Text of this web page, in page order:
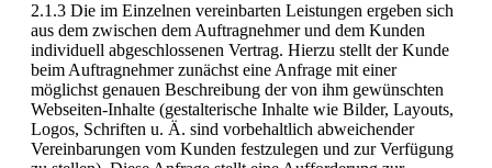
2.1.3 Die im Einzelnen vereinbarten Leistungen ergeben sich
aus dem zwischen dem Auftragnehmer und dem Kunden
individuell abgeschlossenen Vertrag. Hierzu stellt der Kunde
beim Auftragnehmer zunächst eine Anfrage mit einer
möglichst genauen Beschreibung der von ihm gewünschten
Webseiten-Inhalte (gestalterische Inhalte wie Bilder, Layouts,
Logos, Schriften u. Ä. sind vorbehaltlich abweichender
Vereinbarungen vom Kunden festzulegen und zur Verfügung